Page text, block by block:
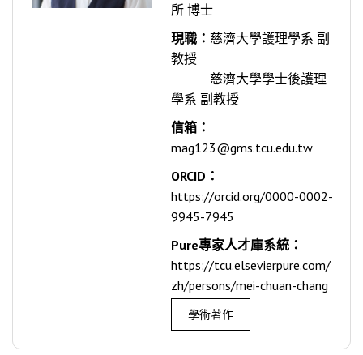
所 博士
現職： 慈濟大學護理學系 副
教授
慈濟大學學士後護理
學系 副教授
信箱：
mag123@gms.tcu.edu.tw
ORCID：
https://orcid.org/0000-0002-
9945-7945
Pure專家人才庫系統：
https://tcu.elsevierpure.com/
zh/persons/mei-chuan-chang
學術著作